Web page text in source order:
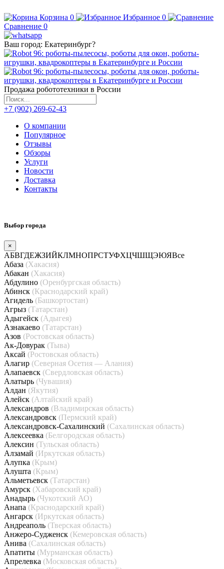
Корзина 0 Избранное 0
Сравнение 0
Ваш город: Екатеринбург?
Продажа робототехники в России
+7 (902) 269-62-43
О компании
Популярное
Отзывы
Обзоры
Услуги
Новости
Доставка
Контакты
Выбор города
×
АБВГДЕЖЗИЙКЛМНОПРСТУФХЦЧШЩЭЮЯВсе
Абаза (Хакасия)
Абакан (Хакасия)
Абдулино (Оренбургская область)
Абинск (Краснодарский край)
Агидель (Башкортостан)
Агрыз (Татарстан)
Адыгейск (Адыгея)
Азнакаево (Татарстан)
Азов (Ростовская область)
Ак-Довурак (Тыва)
Аксай (Ростовская область)
Алагир (Северная Осетия — Алания)
Алапаевск (Свердловская область)
Алатырь (Чувашия)
Алдан (Якутия)
Алейск (Алтайский край)
Александров (Владимирская область)
Александровск (Пермский край)
Александровск-Сахалинский (Сахалинская область)
Алексеевка (Белгородская область)
Алексин (Тульская область)
Алзамай (Иркутская область)
Алупка (Крым)
Алушта (Крым)
Альметьевск (Татарстан)
Амурск (Хабаровский край)
Анадырь (Чукотский АО)
Анапа (Краснодарский край)
Ангарск (Иркутская область)
Андреаполь (Тверская область)
Анжеро-Судженск (Кемеровская область)
Анива (Сахалинская область)
Апатиты (Мурманская область)
Апрелевка (Московская область)